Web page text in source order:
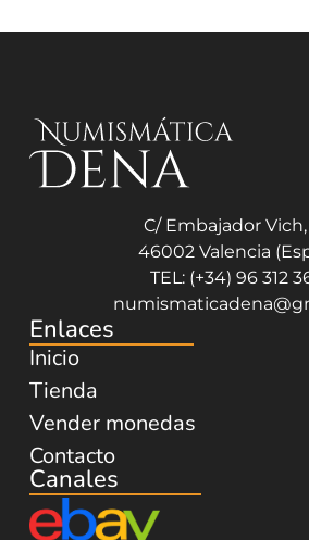
C/ Embajador Vich,
46002 Valencia
TEL: (+34) 96 312
Enlaces
Inicio
Tienda
Vender monedas
Contacto
Canales